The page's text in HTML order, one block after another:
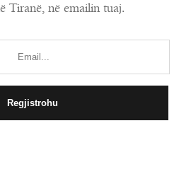
Tiranë, në emailin tuaj.